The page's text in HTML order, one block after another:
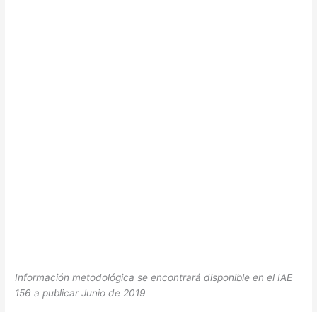
Información metodológica se encontrará disponible en el IAE
156 a publicar Junio de 2019